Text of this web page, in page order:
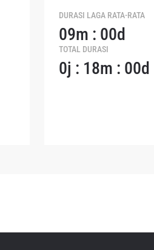
DURASI LAGA RATA-RATA
09m : 00d
TOTAL DURASI
0j : 18m : 00d
dan